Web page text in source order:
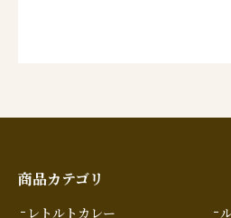
商品カテゴリ
レトルトカレー